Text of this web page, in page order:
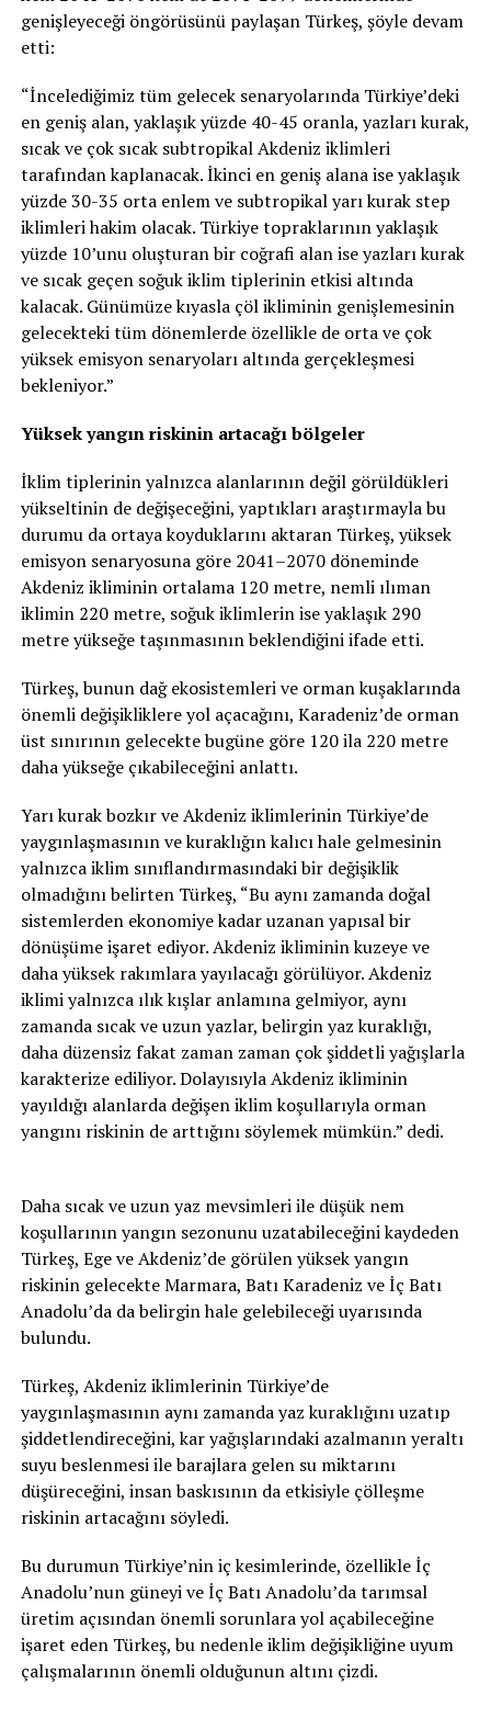
genişleyeceği öngörüsünü paylaşan Türkeş, şöyle devam
etti:
“İncelediğimiz tüm gelecek senaryolarında Türkiye’deki
en geniş alan, yaklaşık yüzde 40-45 oranla, yazları kurak,
sıcak ve çok sıcak subtropikal Akdeniz iklimleri
tarafından kaplanacak. İkinci en geniş alana ise yaklaşık
yüzde 30-35 orta enlem ve subtropikal yarı kurak step
iklimleri hakim olacak. Türkiye topraklarının yaklaşık
yüzde 10’unu oluşturan bir coğrafi alan ise yazları kurak
ve sıcak geçen soğuk iklim tiplerinin etkisi altında
kalacak. Günümüze kıyasla çöl ikliminin genişlemesinin
gelecekteki tüm dönemlerde özellikle de orta ve çok
yüksek emisyon senaryoları altında gerçekleşmesi
bekleniyor.”
Yüksek yangın riskinin artacağı bölgeler
İklim tiplerinin yalnızca alanlarının değil görüldükleri
yükseltinin de değişeceğini, yaptıkları araştırmayla bu
durumu da ortaya koyduklarını aktaran Türkeş, yüksek
emisyon senaryosuna göre 2041–2070 döneminde
Akdeniz ikliminin ortalama 120 metre, nemli ılıman
iklimin 220 metre, soğuk iklimlerin ise yaklaşık 290
metre yükseğe taşınmasının beklendiğini ifade etti.
Türkeş, bunun dağ ekosistemleri ve orman kuşaklarında
önemli değişikliklere yol açacağını, Karadeniz’de orman
üst sınırının gelecekte bugüne göre 120 ila 220 metre
daha yükseğe çıkabileceğini anlattı.
Yarı kurak bozkır ve Akdeniz iklimlerinin Türkiye’de
yaygınlaşmasının ve kuraklığın kalıcı hale gelmesinin
yalnızca iklim sınıflandırmasındaki bir değişiklik
olmadığını belirten Türkeş, “Bu aynı zamanda doğal
sistemlerden ekonomiye kadar uzanan yapısal bir
dönüşüme işaret ediyor. Akdeniz ikliminin kuzeye ve
daha yüksek rakımlara yayılacağı görülüyor. Akdeniz
iklimi yalnızca ılık kışlar anlamına gelmiyor, aynı
zamanda sıcak ve uzun yazlar, belirgin yaz kuraklığı,
daha düzensiz fakat zaman zaman çok şiddetli yağışlarla
karakterize ediliyor. Dolayısıyla Akdeniz ikliminin
yayıldığı alanlarda değişen iklim koşullarıyla orman
yangını riskinin de arttığını söylemek mümkün.” dedi.
Daha sıcak ve uzun yaz mevsimleri ile düşük nem
koşullarının yangın sezonunu uzatabileceğini kaydeden
Türkeş, Ege ve Akdeniz’de görülen yüksek yangın
riskinin gelecekte Marmara, Batı Karadeniz ve İç Batı
Anadolu’da da belirgin hale gelebileceği uyarısında
bulundu.
Türkeş, Akdeniz iklimlerinin Türkiye’de
yaygınlaşmasının aynı zamanda yaz kuraklığını uzatıp
şiddetlendireceğini, kar yağışlarındaki azalmanın yeraltı
suyu beslenmesi ile barajlara gelen su miktarını
düşüreceğini, insan baskısının da etkisiyle çölleşme
riskinin artacağını söyledi.
Bu durumun Türkiye’nin iç kesimlerinde, özellikle İç
Anadolu’nun güneyi ve İç Batı Anadolu’da tarımsal
üretim açısından önemli sorunlara yol açabileceğine
işaret eden Türkeş, bu nedenle iklim değişikliğine uyum
çalışmalarının önemli olduğunun altını çizdi.